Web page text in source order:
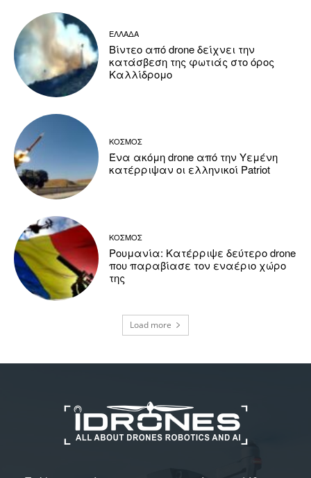
ΕΛΛΑΔΑ
Βίντεο από drone δείχνει την
κατάσβεση της φωτιάς στο όρος
Καλλίδρομο
ΚΟΣΜΟΣ
Ένα ακόμη drone από την Υεμένη
κατέρριψαν οι ελληνικοί Patriot
ΚΟΣΜΟΣ
Ρουμανία: Κατέρριψε δεύτερο drone
που παραβίασε τον εναέριο χώρο
της
Load more